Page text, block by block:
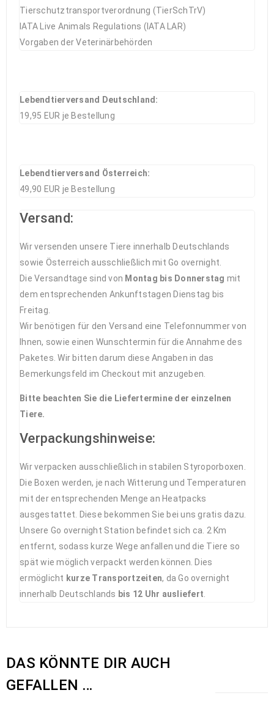
Tierschutztransportverordnung (TierSchTrV)
IATA Live Animals Regulations (IATA LAR)
Vorgaben der Veterinärbehörden
Lebendtierversand Deutschland:
19,95 EUR je Bestellung
Lebendtierversand Österreich:
49,90 EUR je Bestellung
Versand:
Wir versenden unsere Tiere innerhalb Deutschlands
sowie Österreich ausschließlich mit Go overnight.
Die Versandtage sind von Montag bis Donnerstag mit
dem entsprechenden Ankunftstagen Dienstag bis
Freitag.
Wir benötigen für den Versand eine Telefonnummer von
Ihnen, sowie einen Wunschtermin für die Annahme des
Paketes. Wir bitten darum diese Angaben in das
Bemerkungsfeld im Checkout mit anzugeben.
Bitte beachten Sie die Liefertermine der einzelnen
Tiere.
Verpackungshinweise:
Wir verpacken ausschließlich in stabilen Styroporboxen.
Die Boxen werden, je nach Witterung und Temperaturen
mit der entsprechenden Menge an Heatpacks
ausgestattet. Diese bekommen Sie bei uns gratis dazu.
Unsere Go overnight Station befindet sich ca. 2 Km
entfernt, sodass kurze Wege anfallen und die Tiere so
spät wie möglich verpackt werden können. Dies
ermöglicht kurze Transportzeiten, da Go overnight
innerhalb Deutschlands bis 12 Uhr ausliefert
DAS KÖNNTE DIR AUCH
GEFALLEN …